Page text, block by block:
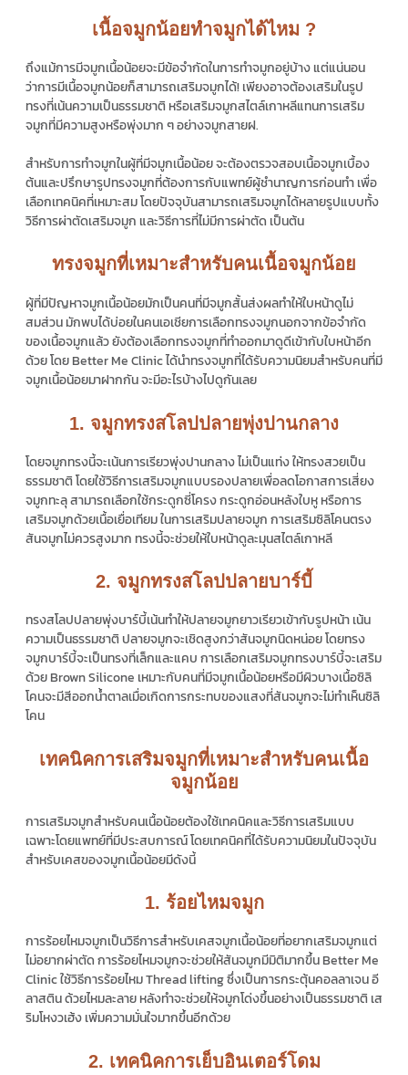
เนื้อจมูกน้อยทำจมูกได้ไหม ?
ถึงแม้การมีจมูกเนื้อน้อยจะมีข้อจำกัดในการทำจมูกอยู่บ้าง แต่แน่นอน
ว่าการมีเนื้อจมูกน้อยก็สามารถเสริมจมูกได้! เพียงอาจต้องเสริมในรูป
ทรงที่เน้นความเป็นธรรมชาติ หรือเสริมจมูกสไตล์เกาหลีแทนการเสริม
จมูกที่มีความสูงหรือพุ่งมาก ๆ อย่างจมูกสายฝ.
สำหรับการทำจมูกในผู้ที่มีจมูกเนื้อน้อย จะต้องตรวจสอบเนื้อจมูกเบื้อง
ต้นและปรึกษารูปทรงจมูกที่ต้องการกับแพทย์ผู้ชำนาญการก่อนทำ เพื่อ
เลือกเทคนิคที่เหมาะสม โดยปัจจุบันสามารถเสริมจมูกได้หลายรูปแบบทั้ง
วิธีการผ่าตัดเสริมจมูก และวิธีการที่ไม่มีการผ่าตัด เป็นต้น
ทรงจมูกที่เหมาะสำหรับคนเนื้อจมูกน้อย
ผู้ที่มีปัญหาจมูกเนื้อน้อยมักเป็นคนที่มีจมูกสั้นส่งผลทำให้ใบหน้าดูไม่
สมส่วน มักพบได้บ่อยในคนเอเชียการเลือกทรงจมูกนอกจากข้อจำกัด
ของเนื้อจมูกแล้ว ยังต้องเลือกทรงจมูกที่ทำออกมาดูดีเข้ากับใบหน้าอีก
ด้วย โดย Better Me Clinic ได้นำทรงจมูกที่ได้รับความนิยมสำหรับคนที่มี
จมูกเนื้อน้อยมาฝากกัน จะมีอะไรบ้างไปดูกันเลย
1. จมูกทรงสโลปปลายพุ่งปานกลาง
โดยจมูกทรงนี้จะเน้นการเรียวพุ่งปานกลาง ไม่เป็นแท่ง ให้ทรงสวยเป็น
ธรรมชาติ โดยใช้วิธีการเสริมจมูกแบบรองปลายเพื่อลดโอกาสการเสี่ยง
จมูกทะลุ สามารถเลือกใช้กระดูกซี่โครง กระดูกอ่อนหลังใบหู หรือการ
เสริมจมูกด้วยเนื้อเยื่อเทียม ในการเสริมปลายจมูก การเสริมซิลิโคนตรง
สันจมูกไม่ควรสูงมาก ทรงนี้จะช่วยให้ใบหน้าดูละมุนสไตล์เกาหลี
2. จมูกทรงสโลปปลายบาร์บี้
ทรงสโลปปลายพุ่งบาร์บี้เน้นทำให้ปลายจมูกยาวเรียวเข้ากับรูปหน้า เน้น
ความเป็นธรรมชาติ ปลายจมูกจะเชิดสูงกว่าสันจมูกนิดหน่อย โดยทรง
จมูกบาร์บี้จะเป็นทรงที่เล็กและแคบ การเลือกเสริมจมูกทรงบาร์บี้จะเสริม
ด้วย Brown Silicone เหมาะกับคนที่มีจมูกเนื้อน้อยหรือมีผิวบางเนื้อซิลิ
โคนจะมีสีออกน้ำตาลเมื่อเกิดการกระทบของแสงที่สันจมูกจะไม่ทำเห็นซิลิ
โคน
เทคนิคการเสริมจมูกที่เหมาะสำหรับคนเนื้อ
จมูกน้อย
การเสริมจมูกสำหรับคนเนื้อน้อยต้องใช้เทคนิคและวิธีการเสริมแบบ
เฉพาะโดยแพทย์ที่มีประสบการณ์ โดยเทคนิคที่ได้รับความนิยมในปัจจุบัน
สำหรับเคสของจมูกเนื้อน้อยมีดังนี้
1. ร้อยไหมจมูก
การร้อยไหมจมูกเป็นวิธีการสำหรับเคสจมูกเนื้อน้อยที่อยากเสริมจมูกแต่
ไม่อยากผ่าตัด การร้อยไหมจมูกจะช่วยให้สันจมูกมีมิติมากขึ้น Better Me
Clinic ใช้วิธีการร้อยไหม Thread lifting ซึ่งเป็นการกระตุ้นคอลลาเจน อี
ลาสติน ด้วยไหมละลาย หลังทำจะช่วยให้จมูกโด่งขึ้นอย่างเป็นธรรมชาติ เส
ริมโหงวเฮ้ง เพิ่มความมั่นใจมากขึ้นอีกด้วย
2. เทคนิคการเย็บอินเตอร์โดม